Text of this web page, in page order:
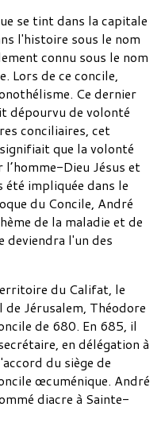
se tint dans la capitale
l'histoire sous le nom
connu sous le nom
Lors de ce concile,
Ce dernier
dépourvu de volonté
conciliaires, cet
que la volonté
l’homme-Dieu Jésus et
été impliquée dans le
du Concile, André
de la maladie et de
deviendra l'un des
du Califat, le
Jérusalem, Théodore
de 680. En 685, il
en délégation à
du siège de
œcuménique. André
diacre à Sainte-